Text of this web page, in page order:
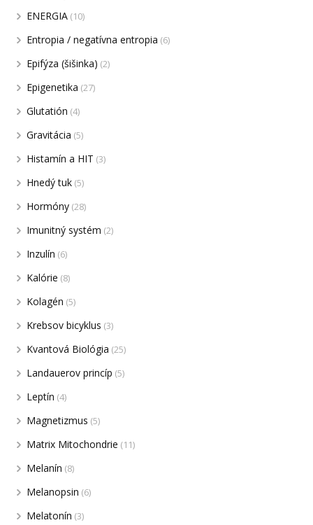
ENERGIA (10)
Entropia / negatívna entropia (6)
Epifýza (šišinka) (2)
Epigenetika (27)
Glutatión (4)
Gravitácia (5)
Histamín a HIT (3)
Hnedý tuk (5)
Hormóny (28)
Imunitný systém (2)
Inzulín (6)
Kalórie (8)
Kolagén (5)
Krebsov bicyklus (3)
Kvantová Biológia (25)
Landauerov princíp (5)
Leptín (4)
Magnetizmus (5)
Matrix Mitochondrie (11)
Melanín (8)
Melanopsin (6)
Melatonín (3)